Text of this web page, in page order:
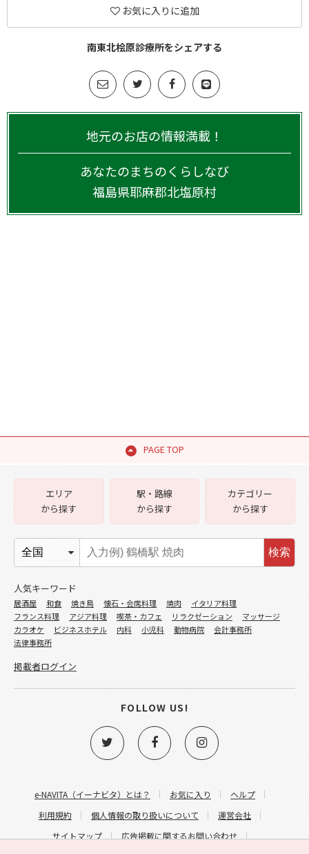
お気に入りに追加
南東北桧原診療所をシェアする
地元のお店の情報満載！
あなたのまちのくらしなび
福島県耶麻郡北塩原村
PAGE TOP
e-NAVITA（イーナビタ）とは？ お気に入り
ヘルプ
利用規約
個人情報の取り扱いについて
運営会社
サイトマップ
広告掲載に関するお問い合わせ
エリア
から探す
駅・路線
から探す
カテゴリー
から探す
検索
人気キーワード
居酒屋 和食 焼き鳥 懐石・会席料理 焼肉
イタリア料理
フランス料理
アジア料理 喫茶・カフェ リラクゼーション
マッサージ
カラオケ
ビジネスホテル 内科 小児科 動物病院
会計事務所
法律事務所
掲載者ログイン
FOLLOW US!